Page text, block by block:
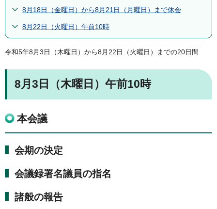
8月18日（金曜日）から8月21日（月曜日）まで休会
8月22日（火曜日）午前10時
令和5年8月3日（木曜日）から8月22日（火曜日）までの20日間
8月3日（木曜日）午前10時
本会議
会期の決定
会議録署名議員の指名
諸般の報告